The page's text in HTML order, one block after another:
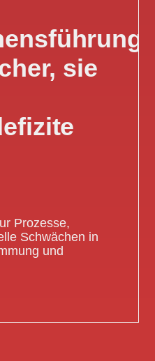
sie
Prozesse,
Schwächen in
und